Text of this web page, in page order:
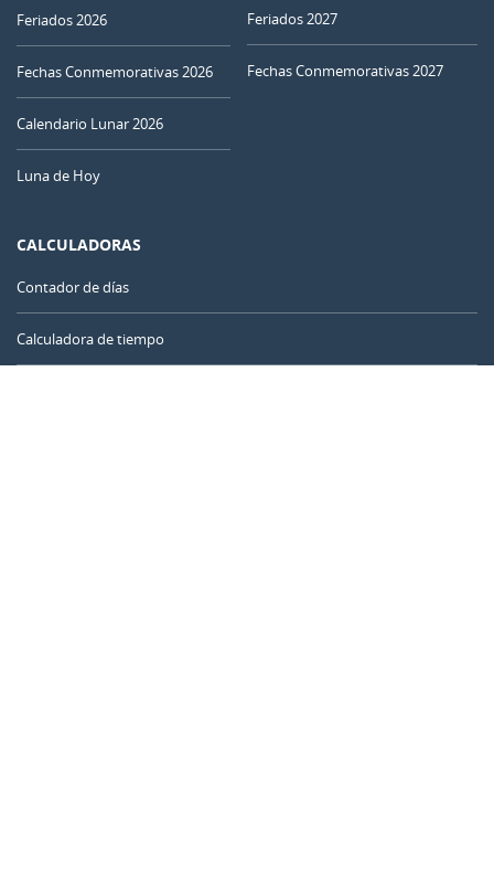
Feriados 2026
Fechas Conmemorativas 2026
Calendario Lunar 2026
Luna de Hoy
Feriados 2027
Fechas Conmemorativas 2027
CALCULADORAS
Contador de días
Calculadora de tiempo